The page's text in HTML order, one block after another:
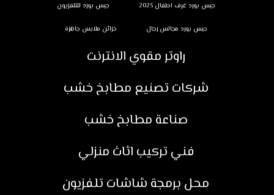
جبس بورد غرف اطفال 2023 جبس بورد للتلفزيون
جبس بورد مجالس رجال خزائن ملابس جاهزة
راوتر مقوي الانترنت
شركات تصنيع مطابخ خشب
صناعة مطابخ خشب
فني تركيب اثاث منزلي
محل برمجة شاشات تلفزيون